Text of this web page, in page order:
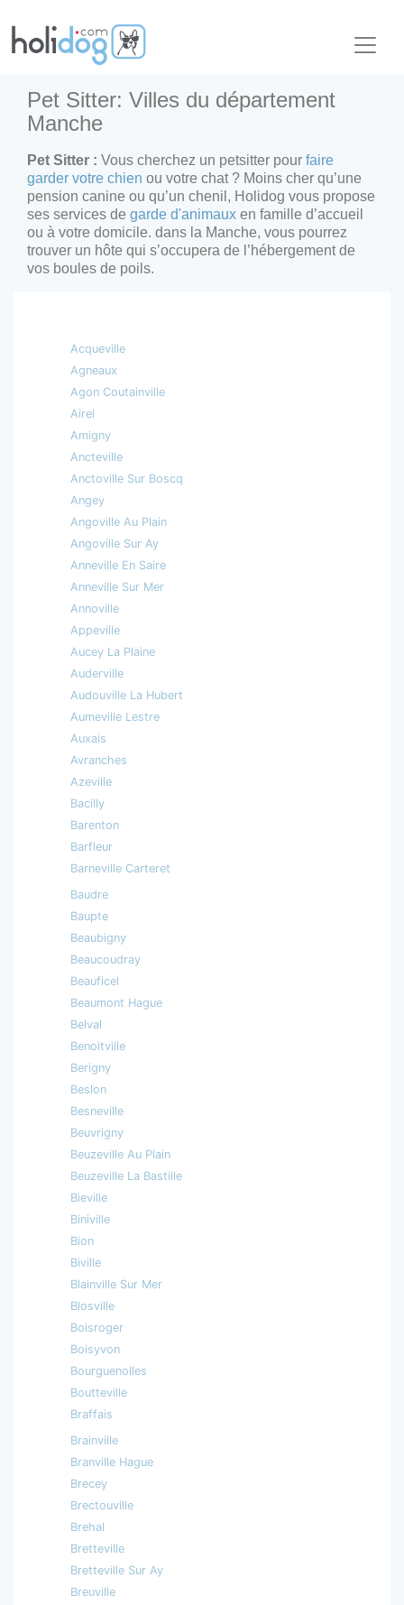
Pet Sitter: Villes du département
Manche
Pet Sitter : Vous cherchez un petsitter pour faire
garder votre chien ou votre chat ? Moins cher qu’une
pension canine ou qu’un chenil, Holidog vous propose
ses services de garde d'animaux en famille d’accueil
ou à votre domicile. dans la Manche, vous pourrez
trouver un hôte qui s’occupera de l’hébergement de
vos boules de poils.
Acqueville
Agneaux
Agon Coutainville
Airel
Amigny
Ancteville
Anctoville Sur Boscq
Angey
Angoville Au Plain
Angoville Sur Ay
Anneville En Saire
Anneville Sur Mer
Annoville
Appeville
Aucey La Plaine
Auderville
Audouville La Hubert
Aumeville Lestre
Auxais
Avranches
Azeville
Bacilly
Barenton
Barfleur
Barneville Carteret
Baudre
Baupte
Beaubigny
Beaucoudray
Beauficel
Beaumont Hague
Belval
Benoitville
Berigny
Beslon
Besneville
Beuvrigny
Beuzeville Au Plain
Beuzeville La Bastille
Bieville
Biniville
Bion
Biville
Blainville Sur Mer
Blosville
Boisroger
Boisyvon
Bourguenolles
Boutteville
Braffais
Brainville
Branville Hague
Brecey
Brectouville
Brehal
Bretteville
Bretteville Sur Ay
Breuville